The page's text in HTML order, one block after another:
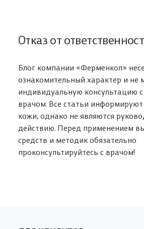
Отказ от
Блог компании «Ферменкол»
ознакомительный характер и не
индивидуальную консультацию
врачом. Все статьи
кожи, однако не являются
действию. Перед применением
средств и методик обязательно
проконсультируйтесь с врачом!